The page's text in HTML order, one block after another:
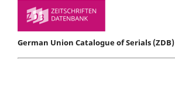
German Union Catalogue of Serials (ZDB)